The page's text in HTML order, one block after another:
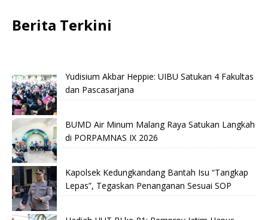
Berita Terkini
Yudisium Akbar Heppie: UIBU Satukan 4 Fakultas
dan Pascasarjana
BUMD Air Minum Malang Raya Satukan Langkah
di PORPAMNAS IX 2026
Kapolsek Kedungkandang Bantah Isu “Tangkap
Lepas”, Tegaskan Penanganan Sesuai SOP